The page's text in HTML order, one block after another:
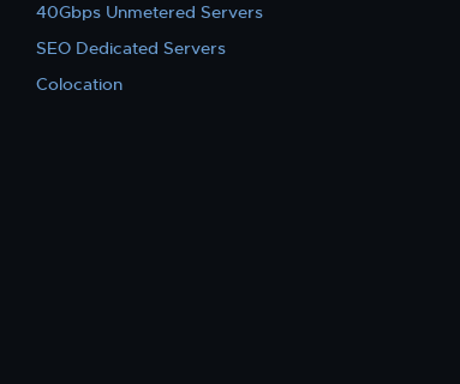
40Gbps Unmetered Servers
SEO Dedicated Servers
Colocation